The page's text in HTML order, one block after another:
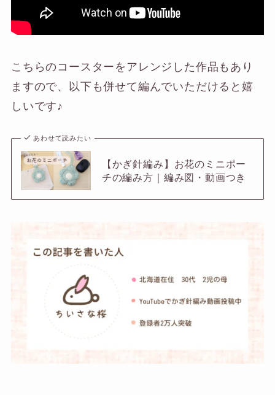
こちらのコースターをアレンジした作品もあり
ますので、以下も併せて編んでいただけると嬉
しいです♪
あわせて読みたい
【かぎ針編み】お花のミニポー
チの編み方｜編み図・動画つき